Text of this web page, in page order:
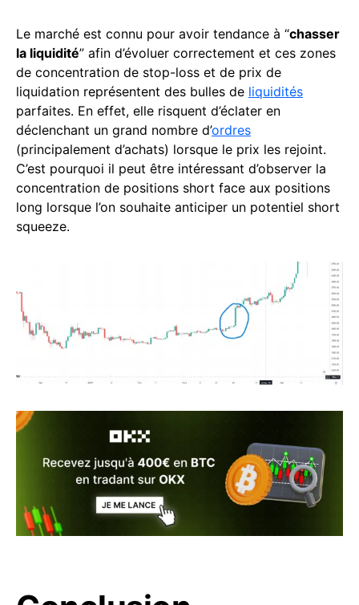
Le marché est connu pour avoir tendance à “chasser
la liquidité” afin d’évoluer correctement et ces zones
de concentration de stop-loss et de prix de
liquidation représentent des bulles de liquidités
parfaites. En effet, elle risquent d’éclater en
déclenchant un grand nombre d’ordres
(principalement d’achats) lorsque le prix les rejoint.
C’est pourquoi il peut être intéressant d’observer la
concentration de positions short face aux positions
long lorsque l’on souhaite anticiper un potentiel short
squeeze.